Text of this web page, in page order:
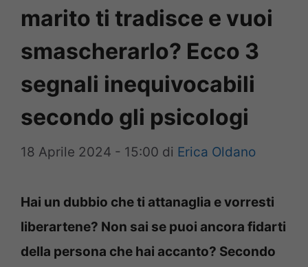
marito ti tradisce e vuoi
smascherarlo? Ecco 3
segnali inequivocabili
secondo gli psicologi
18 Aprile 2024 - 15:00 di Erica Oldano
Hai un dubbio che ti attanaglia e vorresti
liberartene? Non sai se puoi ancora fidarti
della persona che hai accanto? Secondo